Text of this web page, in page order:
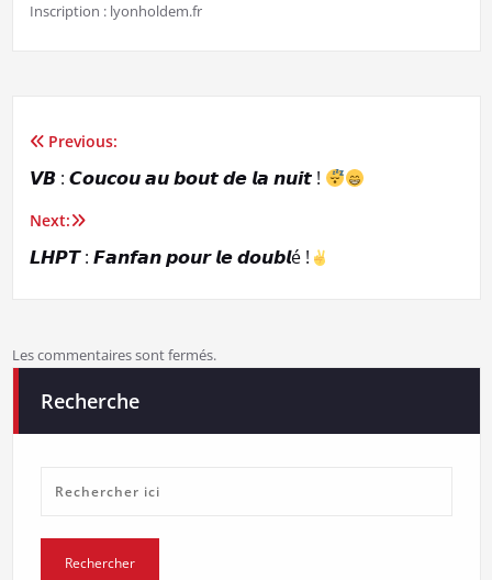
Inscription : lyonholdem.fr
Navigation
de
l’article
Previous:
𝙑𝘽 : 𝘾𝙤𝙪𝙘𝙤𝙪 𝙖𝙪 𝙗𝙤𝙪𝙩 𝙙𝙚 𝙡𝙖 𝙣𝙪𝙞𝙩 !
Next:
𝙇𝙃𝙋𝙏 : 𝙁𝙖𝙣𝙛𝙖𝙣 𝙥𝙤𝙪𝙧 𝙡𝙚 𝙙𝙤𝙪𝙗𝙡é !
Les commentaires sont fermés.
Recherche